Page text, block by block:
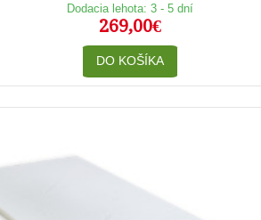
Dodacia lehota: 3 - 5 dní
269,00€
DO KOŠÍKA